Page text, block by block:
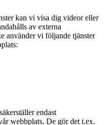
kan vi visa dig videor eller
av externa
använder vi följande tjänster
endast
webbplats. De gör det t.ex.